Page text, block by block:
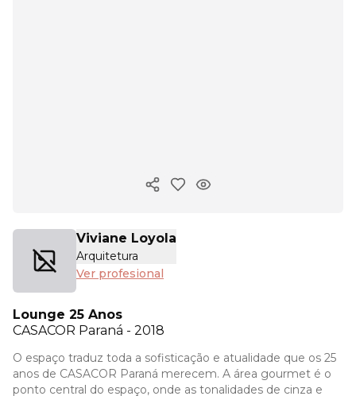
Copiar enlace
Viviane Loyola
Arquitetura
Ver profesional
Lounge 25 Anos
CASACOR Paraná - 2018
O espaço traduz toda a sofisticação e atualidade que os 25
anos de CASACOR Paraná merecem. A área gourmet é o
ponto central do espaço, onde as tonalidades de cinza e